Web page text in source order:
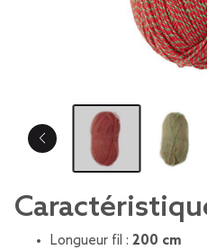
Longueur fil : 200 cm